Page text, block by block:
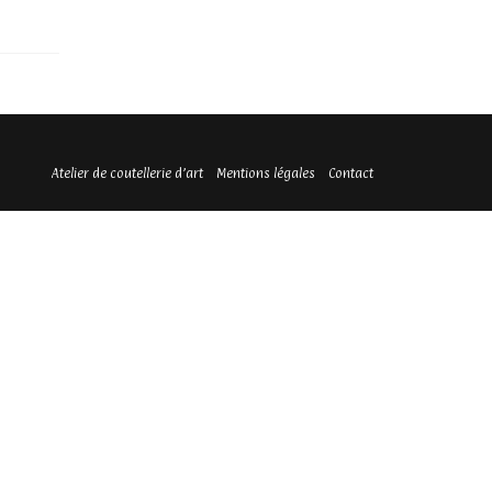
Atelier de coutellerie d’art Mentions légales Contact